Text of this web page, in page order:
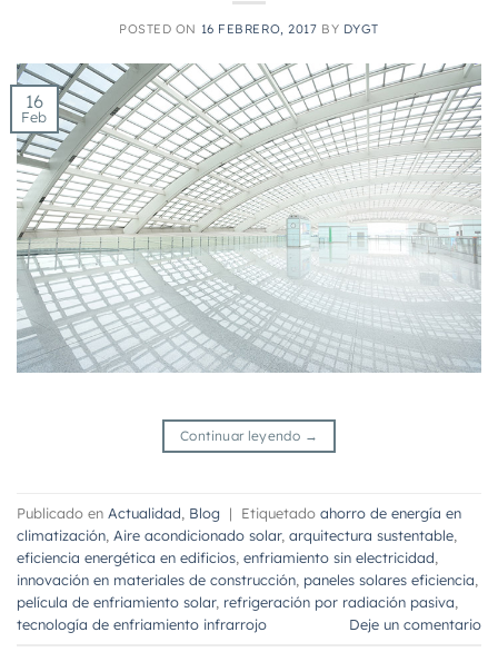
POSTED ON 16 FEBRERO, 2017 BY DYGT
16
Feb
Continuar leyendo →
Publicado en Actualidad Blog | Etiquetado ahorro de energía en
climatización Aire acondicionado solar, arquitectura sustentable
eficiencia energética en edificios enfriamiento sin electricidad
innovación en materiales de construcción paneles solares eficiencia
película de enfriamiento solar, refrigeración por radiación pasiva
tecnología de enfriamiento infrarrojo
Deje un comentario